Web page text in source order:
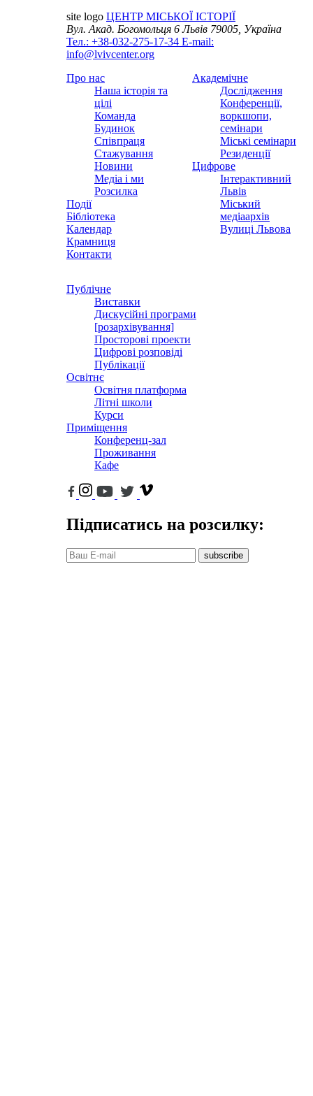
site logo ЦЕНТР МІСЬКОЇ ІСТОРІЇ
Вул. Акад. Богомольця 6Львів 79005, Україна
Тел.: +38-032-275-17-34 E-mail:
info@lvivcenter.org
Про нас
Наша історія та
цілі
Команда
Будинок
Співпраця
Стажування
Новини
Медіа і ми
Розсилка
Події
Бібліотека
Календар
Крамниця
Контакти
Академічне
Дослідження
Конференції,
воркшопи,
семінари
Міські семінари
Резиденції
Цифрове
Інтерактивний
Львів
Міський
медіаархів
Вулиці Львова
Публічне
Виставки
Дискусійні програми
[розархівування]
Просторові проекти
Цифрові розповіді
Публікації
Освітнє
Освітня платформа
Літні школи
Курси
Приміщення
Конференц-зал
Проживання
Кафе
Підписатись на розсилку:
subscribe